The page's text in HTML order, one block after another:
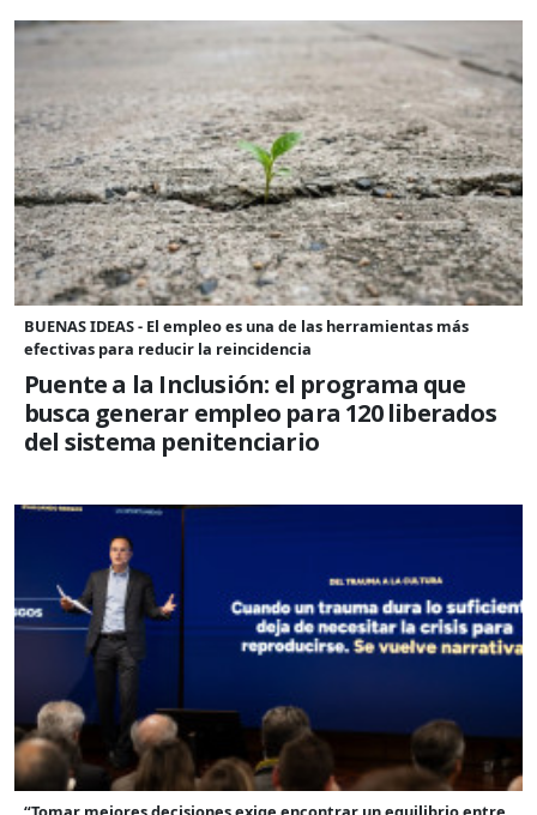
BUENAS IDEAS - El empleo es una de las herramientas más
efectivas para reducir la reincidencia
Puente a la Inclusión: el programa que
busca generar empleo para 120 liberados
del sistema penitenciario